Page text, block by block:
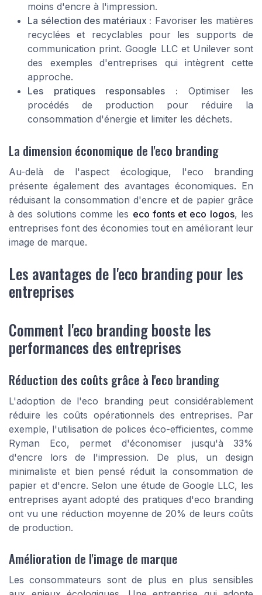
moins d'encre à l'impression.
La sélection des matériaux : Favoriser les matières
recyclées et recyclables pour les supports de
communication print. Google LLC et Unilever sont
des exemples d'entreprises qui intègrent cette
approche.
Les pratiques responsables : Optimiser les
procédés de production pour réduire la
consommation d'énergie et limiter les déchets.
La dimension économique de l'eco branding
Au-delà de l'aspect écologique, l'eco branding
présente également des avantages économiques. En
réduisant la consommation d'encre et de papier grâce
à des solutions comme les eco fonts et eco logos, les
entreprises font des économies tout en améliorant leur
image de marque.
Les avantages de l'eco branding pour les
entreprises
Comment l'eco branding booste les
performances des entreprises
Réduction des coûts grâce à l'eco branding
L'adoption de l'eco branding peut considérablement
réduire les coûts opérationnels des entreprises. Par
exemple, l'utilisation de polices éco-efficientes, comme
Ryman Eco, permet d'économiser jusqu'à 33%
d'encre lors de l'impression. De plus, un design
minimaliste et bien pensé réduit la consommation de
papier et d'encre. Selon une étude de Google LLC, les
entreprises ayant adopté des pratiques d'eco branding
ont vu une réduction moyenne de 20% de leurs coûts
de production.
Amélioration de l'image de marque
Les consommateurs sont de plus en plus sensibles